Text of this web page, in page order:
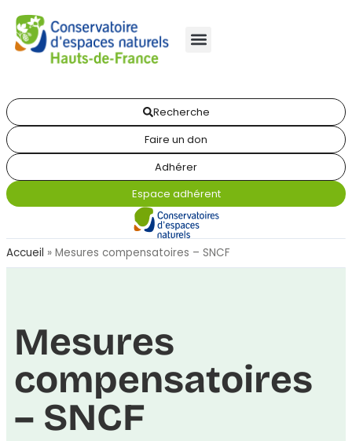
Recherche
Faire un don
Adhérer
Espace adhérent
Accueil » Mesures compensatoires – SNCF
Mesures
compensatoires
– SNCF